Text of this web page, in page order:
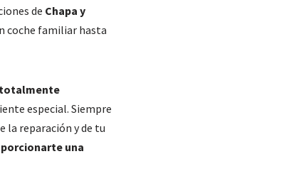
de Chapa y
coche familiar hasta
especial. Siempre
la reparación y de tu
una